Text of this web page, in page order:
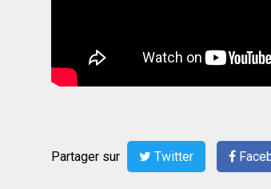
Partager sur Twitter